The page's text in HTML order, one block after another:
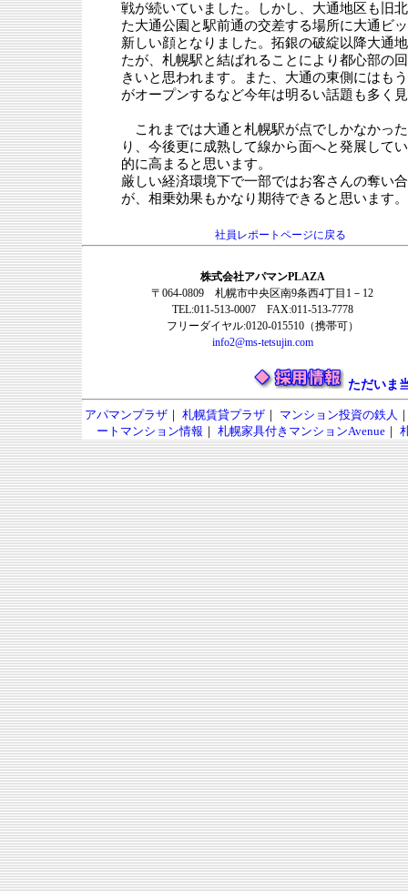
戦が続いていました。しかし、大通地区も旧
た大通公園と駅前通の交差する場所に大通ビ
新しい顔となりました。拓銀の破綻以降大通
たが、札幌駅と結ばれることにより都心部の
きいと思われます。また、大通の東側にはも
がオープンするなど今年は明るい話題も多く
これまでは大通と札幌駅が点でしかなかっ
り、今後更に成熟して線から面へと発展して
的に高まると思います。
厳しい経済環境下で一部ではお客さんの奪い
が、相乗効果もかなり期待できると思います。
社員レポートページに戻る
株式会社アパマンPLAZA
〒064-0809 札幌市中央区南9条西4丁目1－12
TEL:011-513-0007 FAX:011-513-7778
フリーダイヤル:0120-015510（携帯可）
info2@ms-tetsujin.com
ただいま
アパマンプラザ｜ 札幌賃貸プラザ｜ マンション投資の鉄人
ートマンション情報 ｜ 札幌家具付きマンションAvenue ｜